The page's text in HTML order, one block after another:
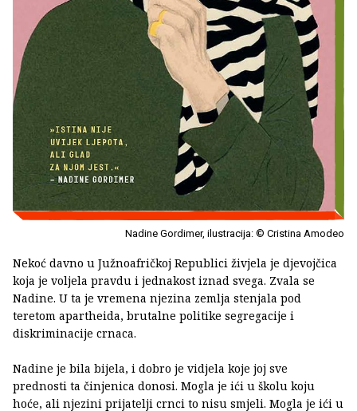
Nadine Gordimer, ilustracija: © Cristina Amodeo
Nekoć davno u Južnoafričkoj Republici živjela je djevojčica
koja je voljela pravdu i jednakost iznad svega. Zvala se
Nadine. U ta je vremena njezina zemlja stenjala pod
teretom apartheida, brutalne politike segregacije i
diskriminacije crnaca.
Nadine je bila bijela, i dobro je vidjela koje joj sve
prednosti ta činjenica donosi. Mogla je ići u školu koju
hoće, ali njezini prijatelji crnci to nisu smjeli. Mogla je ići u